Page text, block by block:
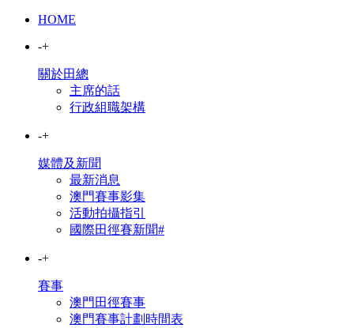
HOME
-+
關於田總
主席的話
行政組職架構
-+
媒體及新聞
最新消息
澳門賽事影集
活動拍攝指引
國際田徑賽新聞#
-+
賽事
澳門田徑賽事
澳門賽事計劃時間表